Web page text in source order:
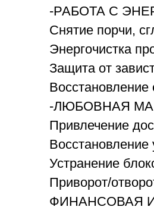
-РАБОТА С
Снятие порчи,
Энергочистка
Защита от
Восстановление
-ЛЮБОВНАЯ
Привлечение
Восстановление
Устранение
Приворот/
ФИНАНСОВАЯ